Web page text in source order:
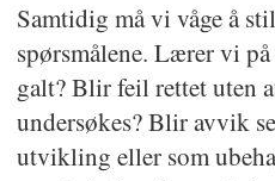
Samtidig må vi våge å
spørsmålene. Lærer vi
galt? Blir feil rettet uten
undersøkes? Blir avvik
utvikling eller som